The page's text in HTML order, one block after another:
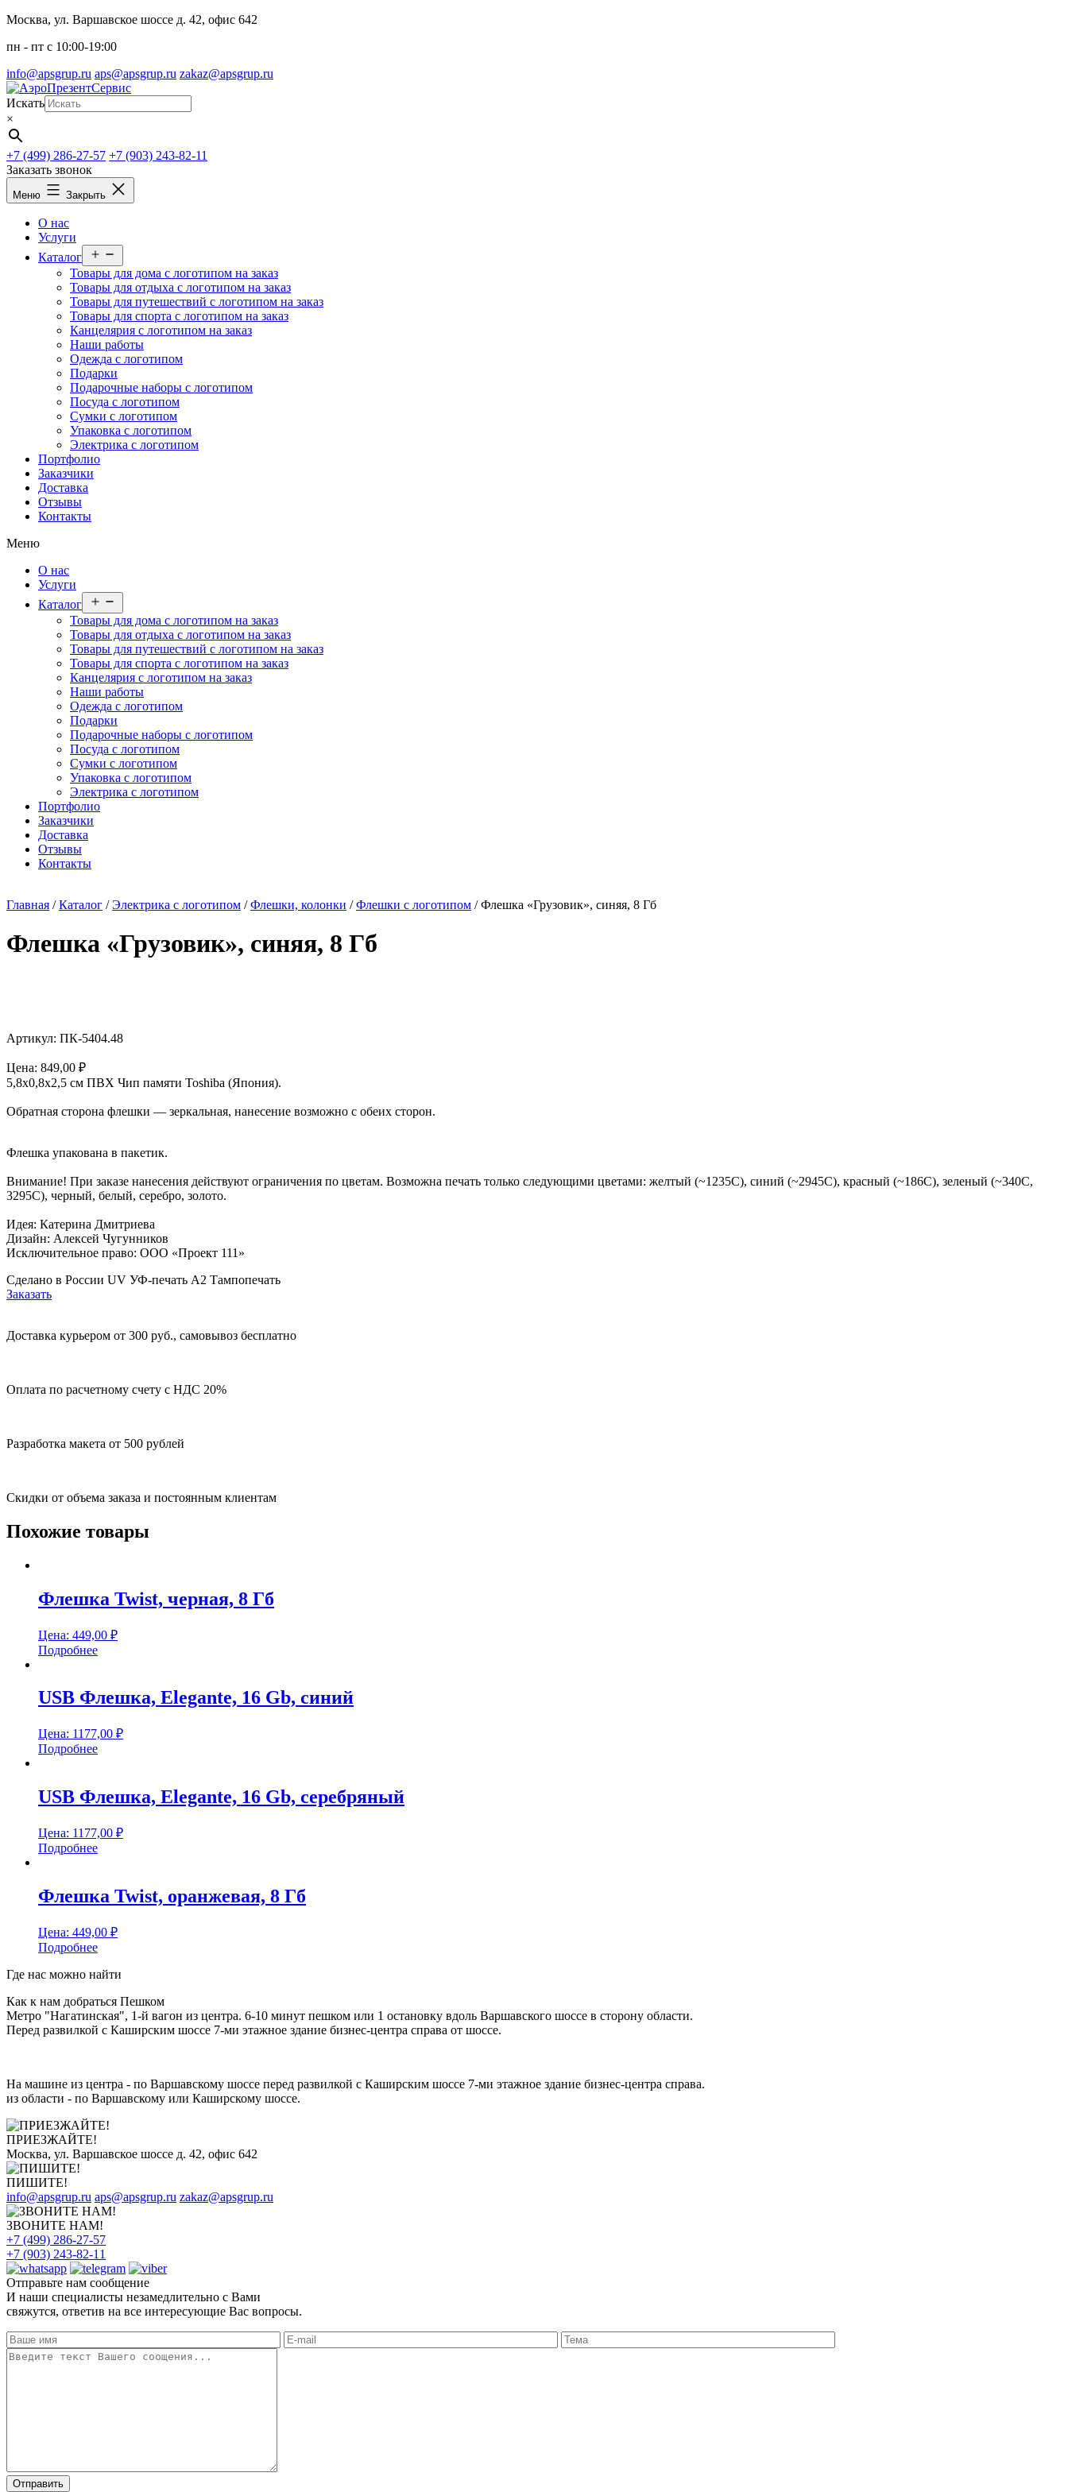
Перейти
содержимому
Москва, ул. Варшавское шоссе д. 42, офис 642
пн - пт c 10:00-19:00
info@apsgrup.ru aps@apsgrup.ru zakaz@apsgrup.ru
Искать
×
+7 (499) 286-27-57 +7 (903) 243-82-11
Заказать звонок
Меню Закрыть
О нас
Услуги
Каталог
меню
Товары для дома с логотипом на заказ
Товары для отдыха с логотипом на заказ
Товары для путешествий с логотипом на заказ
Товары для спорта с логотипом на заказ
Канцелярия с логотипом на заказ
Наши работы
Одежда с логотипом
Подарки
Подарочные наборы с логотипом
Посуда с логотипом
Сумки с логотипом
Упаковка с логотипом
Электрика с логотипом
Портфолио
Заказчики
Доставка
Отзывы
Контакты
Меню
О нас
Услуги
Каталог
меню
Товары для дома с логотипом на заказ
Товары для отдыха с логотипом на заказ
Товары для путешествий с логотипом на заказ
Товары для спорта с логотипом на заказ
Канцелярия с логотипом на заказ
Наши работы
Одежда с логотипом
Подарки
Подарочные наборы с логотипом
Посуда с логотипом
Сумки с логотипом
Упаковка с логотипом
Электрика с логотипом
Портфолио
Заказчики
Доставка
Отзывы
Контакты
Главная /Каталог /Электрика с логотипом /Флешки, колонки /Флешки с логотипом / Флешка «Грузовик», синяя, 8 Гб
Флешка «Грузовик», синяя, 8 Гб
Артикул: ПК-5404.48
Цена: 849,00 ₽
5,8х0,8х2,5 см ПВХ Чип памяти Toshiba (Япония).
Обратная сторона флешки — зеркальная, нанесение возможно с обеих сторон.
Флешка упакована в пакетик.
Внимание! При заказе нанесения действуют ограничения по цветам. Возможна печать только следующими цветами: желтый (~1235C), синий (~2945C), красный (~186С), зеленый (~340C,
3295C), черный, белый, серебро, золото.
Идея: Катерина Дмитриева
Дизайн: Алексей Чугунников
Исключительное право: ООО «Проект 111»
Сделано в России UV УФ-печать A2 Тампопечать
Заказать
Доставка курьером от 300 руб., самовывоз бесплатно
Оплата по расчетному счету с НДС 20%
Разработка макета от 500 рублей
Скидки от объема заказа и постоянным клиентам
Похожие товары
Флешка Twist, черная, 8 Гб
Цена: 449,00 ₽
Подробнее
USB Флешка, Elegante, 16 Gb, синий
Цена: 1177,00 ₽
Подробнее
USB Флешка, Elegante, 16 Gb, серебряный
Цена: 1177,00 ₽
Подробнее
Флешка Twist, оранжевая, 8 Гб
Цена: 449,00 ₽
Подробнее
Где нас можно найти
Как к нам добраться Пешком
Метро "Нагатинская", 1-й вагон из центра. 6-10 минут пешком или 1 остановку вдоль Варшавского шоссе в сторону области.
Перед развилкой с Каширским шоссе 7-ми этажное здание бизнес-центра справа от шоссе.
На машине из центра - по Варшавскому шоссе перед развилкой с Каширским шоссе 7-ми этажное здание бизнес-центра справа.
из области - по Варшавскому или Каширскому шоссе.
ПРИЕЗЖАЙТЕ!
Москва, ул. Варшавское шоссе д. 42, офис 642
ПИШИТЕ!
info@apsgrup.ru aps@apsgrup.ru zakaz@apsgrup.ru
ЗВОНИТЕ НАМ!
+7 (499) 286-27-57
+7 (903) 243-82-11
Отправьте нам сообщение
И наши специалисты незамедлительно с Вами
свяжутся, ответив на все интересующие Вас вопросы.